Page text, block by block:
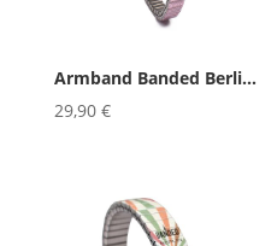
Armband Banded Berlin Simpliciti...
29,90 €